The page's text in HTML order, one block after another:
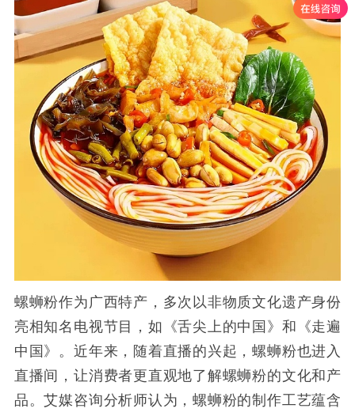
螺蛳粉作为广西特产，多次以非物质文化遗产身份
亮相知名电视节目，如《舌尖上的中国》和《走遍
中国》。近年来，随着直播的兴起，螺蛳粉也进入
直播间，让消费者更直观地了解螺蛳粉的文化和产
品。艾媒咨询分析师认为，螺蛳粉的制作工艺蕴含